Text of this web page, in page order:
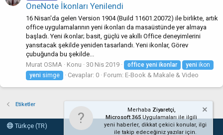
OneNote İkonları Yenilendi
16 Nisan'da gelen Version 1904 (Build 11601.20072) ile birlikte, artık
office uygulamalarının yeni ikonları da masaüstünde yer almaya
başladı. Yeni ikonlar; basit, güçlü ve akıllı Office deneyimlerini
yansıtacak şekilde yeniden tasarlandı. Yeni ikonlar, Görev
çubuğunda bu şekilde...
Murat OSMA
Konu 30 Nis 2019 office yeni ikonlar yeni ikon
yeni simge Cevaplar: 0 Forum: E-Book & Makale & Video
Etiketler
Türkçe (TR)
Merhaba Ziyaretçi,
Microsoft 365Uygulamaları ile ilgili
yeni haberler, dikkat çekici konular, ilgi
ile takip edeceğiniz yazılar için.